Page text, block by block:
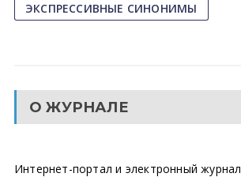
ЭКСПРЕССИВНЫЕ СИНОНИМЫ
О ЖУРНАЛЕ
Интернет-портал и электронный журнал